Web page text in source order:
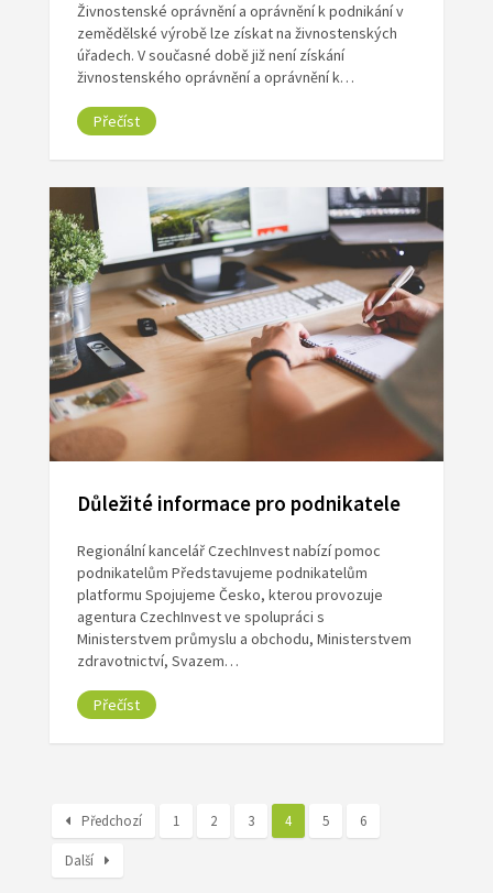
Živnostenské oprávnění a oprávnění k podnikání v
zemědělské výrobě lze získat na živnostenských
úřadech. V současné době již není získání
živnostenského oprávnění a oprávnění k…
Přečíst
Důležité informace pro podnikatele
Regionální kancelář CzechInvest nabízí pomoc
podnikatelům Představujeme podnikatelům
platformu Spojujeme Česko, kterou provozuje
agentura CzechInvest ve spolupráci s
Ministerstvem průmyslu a obchodu, Ministerstvem
zdravotnictví, Svazem…
Přečíst
Předchozí 1 2 3 4 5 6
Další